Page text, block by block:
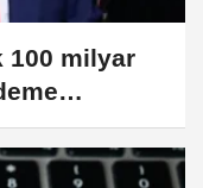
100 milyar